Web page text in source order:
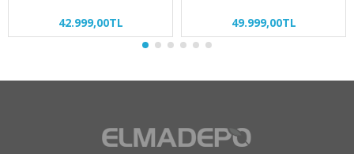
42.999,00TL 49.999,00TL